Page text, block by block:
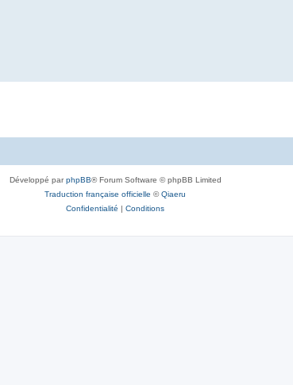
Développé parphpBB® Forum Software © phpBB Limited
Traduction française officielle ©Qiaeru
Confidentialité | Conditions